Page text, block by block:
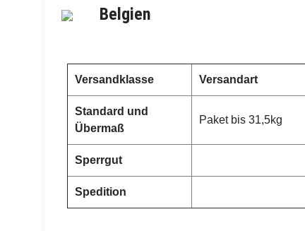
Belgien
Versandklasse Versandart
Standard und
Übermaß
Paket bis 31,5kg
Sperrgut
Spedition